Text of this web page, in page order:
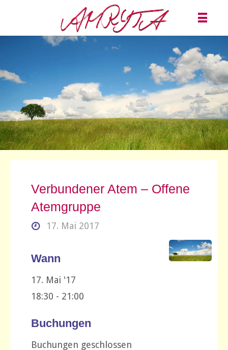
Verbundener Atem – Offene
Atemgruppe
17. Mai 2017
Wann
17. Mai '17
18:30 - 21:00
Buchungen
Buchungen geschlossen